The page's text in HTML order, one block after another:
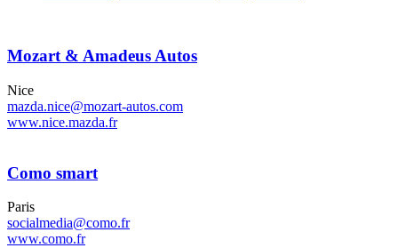
Mozart & Amadeus Autos
Nice
mazda.nice@mozart-autos.com
www.nice.mazda.fr
Como smart
Paris
socialmedia@como.fr
www.como.fr